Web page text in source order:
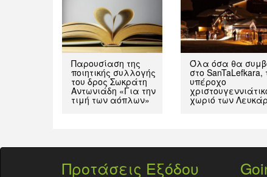
Παρουσίαση της
ποιητικής συλλογής
του δρος Σωκράτη
Αντωνιάδη «Για την
τιμή των αόπλων»
Όλα όσα θα
στο SanTaLefkara,
υπέροχο
χωριό των
Προτάσεις Εξόδου